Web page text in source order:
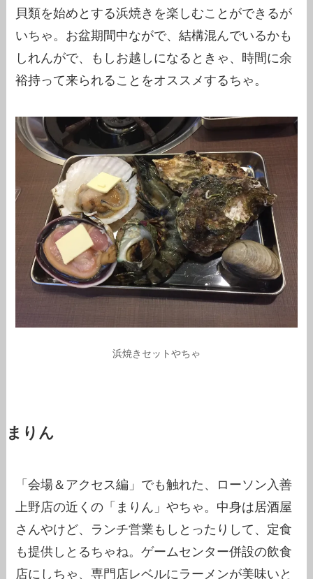
貝類を始めとする浜焼きを楽しむことができるが
いちゃ。お盆期間中ながで、結構混んでいるかも
しれんがで、もしお越しになるときゃ、時間に余
裕持って来られることをオススメするちゃ。
浜焼きセットやちゃ
まりん
「会場＆アクセス編」でも触れた、ローソン入善
上野店の近くの「まりん」やちゃ。中身は居酒屋
さんやけど、ランチ営業もしとったりして、定食
も提供しとるちゃね。ゲームセンター併設の飲食
店にしちゃ、専門店レベルにラーメンが美味いと